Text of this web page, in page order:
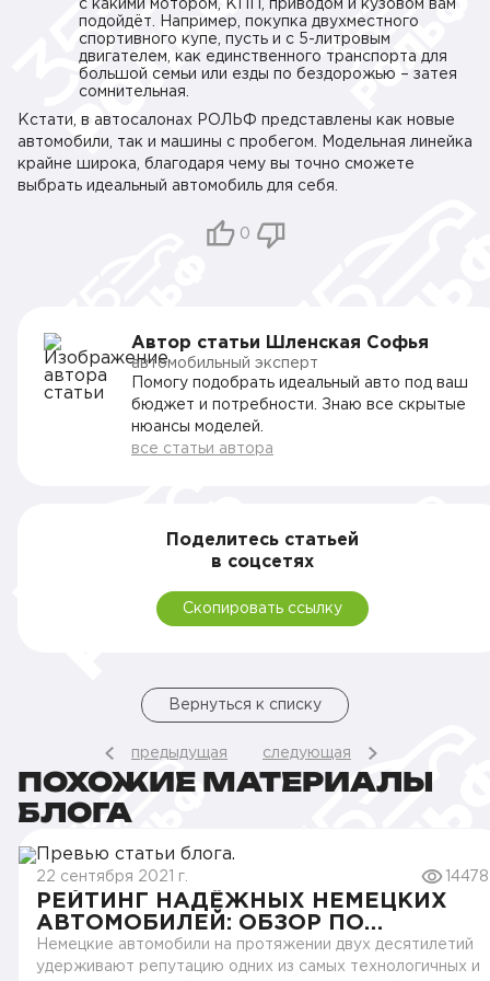
с какими мотором, КПП, приводом и кузовом вам
подойдёт. Например, покупка двухместного
спортивного купе, пусть и с 5-литровым
двигателем, как единственного транспорта для
большой семьи или езды по бездорожью – затея
сомнительная.
Кстати, в автосалонах РОЛЬФ представлены как новые
автомобили, так и машины с пробегом. Модельная линейка
крайне широка, благодаря чему вы точно сможете
выбрать идеальный автомобиль для себя.
0
Автор статьи Шленская Софья
автомобильный эксперт
Помогу подобрать идеальный авто под ваш
бюджет и потребности. Знаю все скрытые
нюансы моделей.
все статьи автора
Поделитесь статьей
в соцсетях
Скопировать ссылку
предыдущая
Вернуться к списку
следующая
ПОХОЖИЕ МАТЕРИАЛЫ
БЛОГА
22 сентября 2021 г. 14478
РЕЙТИНГ НАДЁЖНЫХ НЕМЕЦКИХ
АВТОМОБИЛЕЙ: ОБЗОР ПО
РЕАЛЬНОМУ ОПЫТУ
ЭКСПЛУАТАЦИИ
Немецкие автомобили на протяжении двух десятилетий
удерживают репутацию одних из самых технологичных и